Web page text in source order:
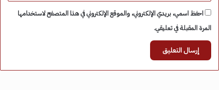
احفظ اسمي، بريدي الإلكتروني، والموقع الإلكتروني في هذا المتصفح لاستخدامها
المرة المقبلة في تعليقي.